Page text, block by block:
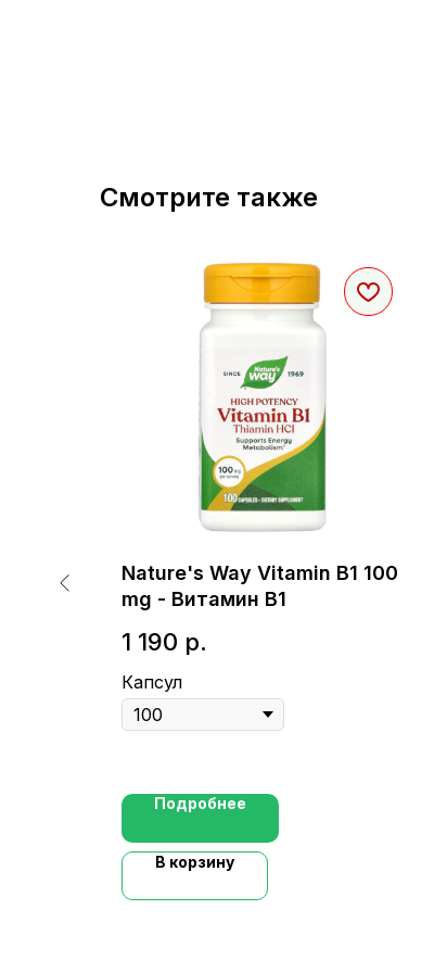
Смотрите также
Nature's Way Vitamin B1 100
mg - Витамин B1
1 190 р.
Капсул
Подробнее
В корзину